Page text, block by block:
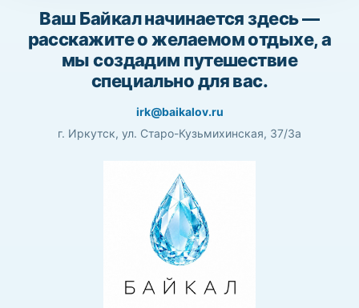
Ваш Байкал начинается здесь —
расскажите о желаемом отдыхе, а
мы создадим путешествие
специально для вас.
irk@baikalov.ru
г. Иркутск, ул. Старо-Кузьмихинская, 37/3а